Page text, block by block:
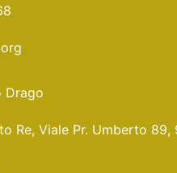
Drago
Re, Viale Pr. Umberto 89,